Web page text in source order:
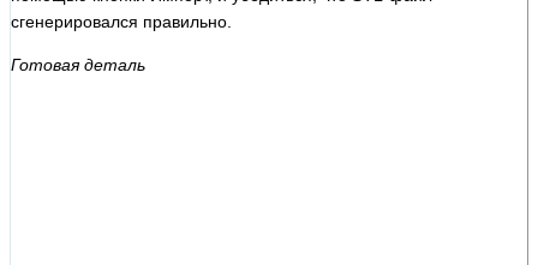
сгенерировался правильно.
Готовая деталь